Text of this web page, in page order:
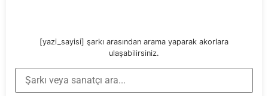
[yazi_sayisi] şarkı arasından arama yaparak akorlara
ulaşabilirsiniz.